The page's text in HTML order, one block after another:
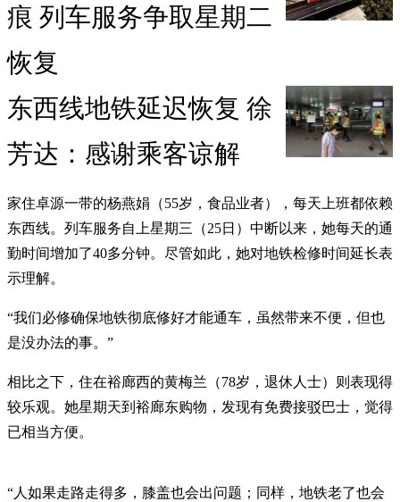
痕 列车服务争取星期二
恢复
东西线地铁延迟恢复 徐
芳达：感谢乘客谅解
家住卓源一带的杨燕娟（55岁，食品业者），每天上班都依赖
东西线。列车服务自上星期三（25日）中断以来，她每天的通
勤时间增加了40多分钟。尽管如此，她对地铁检修时间延长表
示理解。
“我们必修确保地铁彻底修好才能通车，虽然带来不便，但也
是没办法的事。”
相比之下，住在裕廊西的黄梅兰（78岁，退休人士）则表现得
较乐观。她星期天到裕廊东购物，发现有免费接驳巴士，觉得
已相当方便。
“人如果走路走得多，膝盖也会出问题；同样，地铁老了也会